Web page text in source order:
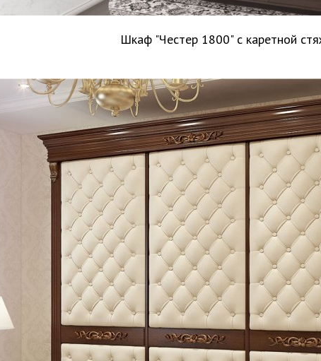
Шкаф "Честер 1800" с каретной